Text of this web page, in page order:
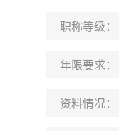
职称等级：
年限要求：
资料情况：